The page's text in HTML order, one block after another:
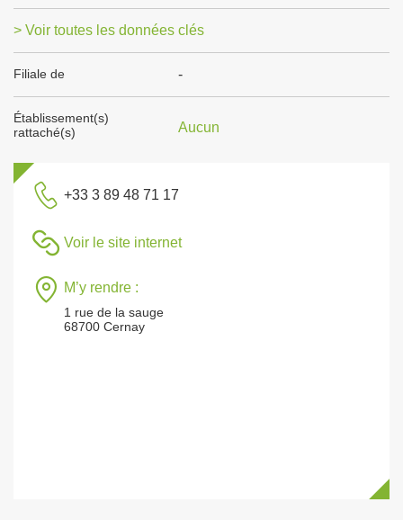
> Voir toutes les données clés
Filiale de -
Établissement(s)
rattaché(s)
Aucun
+33 3 89 48 71 17
Voir le site internet
M’y rendre :
1 rue de la sauge
68700 Cernay